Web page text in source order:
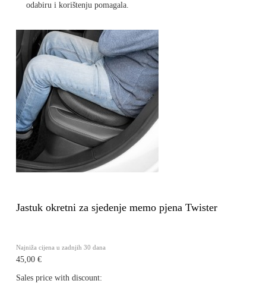
odabiru i korištenju pomagala.
Jastuk okretni za sjedenje memo pjena Twister
Najniža cijena u zadnjih 30 dana
45,00 €
Sales price with discount: